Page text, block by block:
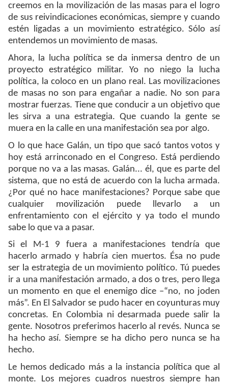
creemos en la movilización de las masas para el logro
de sus reivindicaciones económicas, siempre y cuando
estén ligadas a un movimiento estratégico. Sólo así
entendemos un movimiento de masas.
Ahora, la lucha política se da inmersa dentro de un
proyecto estratégico militar. Yo no niego la lucha
política, la coloco en un plano real. Las movilizaciones
de masas no son para engañar a nadie. No son para
mostrar fuerzas. Tiene que conducir a un objetivo que
les sirva a una estrategia. Que cuando la gente se
muera en la calle en una manifestación sea por algo.
O lo que hace Galán, un tipo que sacó tantos votos y
hoy está arrinconado en el Congreso. Está perdiendo
porque no va a las masas. Galán... él, que es parte del
sistema, que no está de acuerdo con la lucha armada.
¿Por qué no hace manifestaciones? Porque sabe que
cualquier movilización puede llevarlo a un
enfrentamiento con el ejército y ya todo el mundo
sabe lo que va a pasar.
Si el M-1 9 fuera a manifestaciones tendría que
hacerlo armado y habría cien muertos. Ésa no pude
ser la estrategia de un movimiento político. Tú puedes
ir a una manifestación armado, a dos o tres, pero llega
un momento en que el enemigo dice –“no, no joden
más”. En El Salvador se pudo hacer en coyunturas muy
concretas. En Colombia ni desarmada puede salir la
gente. Nosotros preferimos hacerlo al revés. Nunca se
ha hecho así. Siempre se ha dicho pero nunca se ha
hecho.
Le hemos dedicado más a la instancia política que al
monte. Los mejores cuadros nuestros siempre han